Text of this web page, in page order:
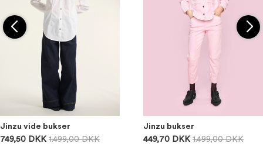
Jinzu vide bukser
749,50 DKK 1.499,00 DKK
Jinzu bukser
449,70 DKK 1.499,00 DKK